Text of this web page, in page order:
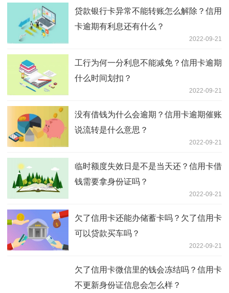
贷款银行卡异常不能转账怎么解除？信用
卡逾期有利息还有什么？
2022-09-21
工行为何一分利息不能减免？信用卡逾期
什么时间划扣？
2022-09-21
没有借钱为什么会逾期？信用卡逾期催账
说流转是什么意思？
2022-09-21
临时额度失效日是不是当天还？信用卡借
钱需要拿身份证吗？
2022-09-21
欠了信用卡还能办储蓄卡吗？欠了信用卡
可以贷款买车吗？
2022-09-21
欠了信用卡微信里的钱会冻结吗？信用卡
不更新身份证信息会怎么样？